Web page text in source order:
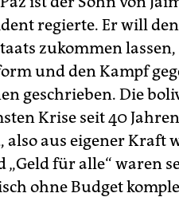
regierte. Er will
zukommen
und den Kampf
geschrieben. Die
Krise seit 40
also aus eigener Kraft
„Geld für alle“ waren
ohne Budget